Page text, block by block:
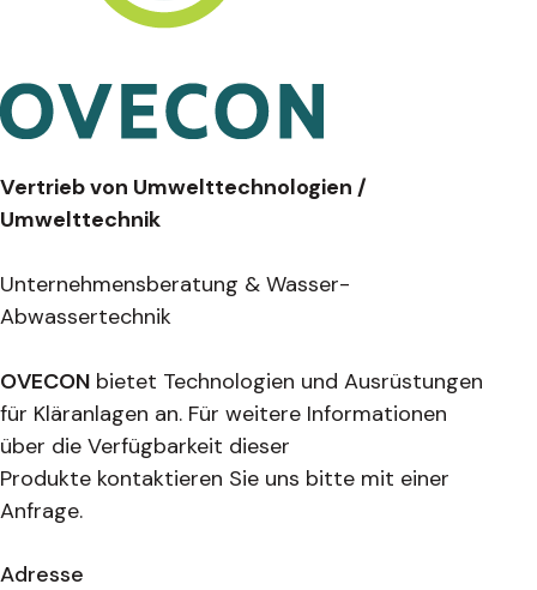
Vertrieb von Umwelttechnologien /
Umwelttechnik
Unternehmensberatung & Wasser-
Abwassertechnik
OVECON bietet Technologien und Ausrüstungen
für Kläranlagen an. Für weitere Informationen
über die Verfügbarkeit dieser
Produkte kontaktieren Sie uns bitte mit einer
Anfrage.
Adresse